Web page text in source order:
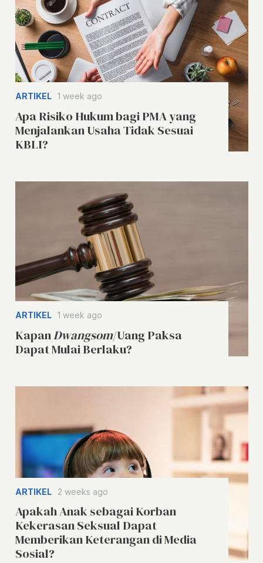
ARTIKEL 1 week ago
Apa Risiko Hukum bagi PMA yang
Menjalankan Usaha Tidak Sesuai
KBLI?
ARTIKEL 1 week ago
KapanDwangsom/Uang Paksa
Dapat Mulai Berlaku?
ARTIKEL 2 weeks ago
Apakah Anak sebagai Korban
Kekerasan Seksual Dapat
Memberikan Keterangan di Media
Sosial?